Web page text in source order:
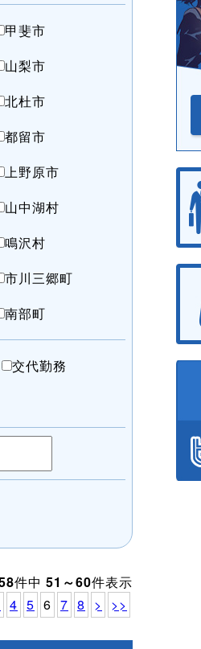
甲斐市
山梨市
北杜市
都留市
上野原市
山中湖村
鳴沢村
市川三郷町
南部町
交代勤務
件中 51～60件表示
4 5 6 7 8 >
>>